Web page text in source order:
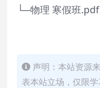
└─物理 寒假班.pdf
声明：本站资源
表本站立场，仅限